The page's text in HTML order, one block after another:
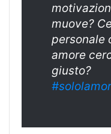
muove?
personale
amore
giusto?